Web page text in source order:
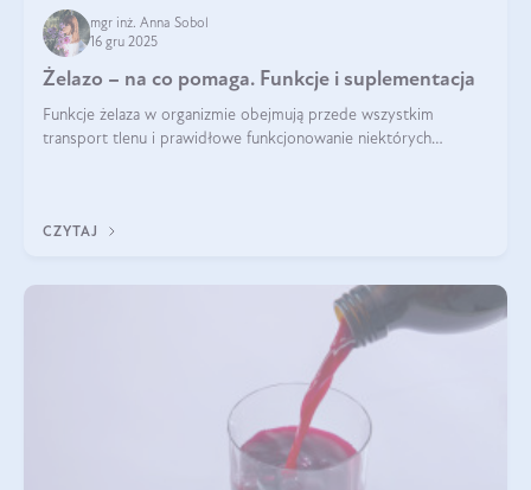
mgr inż. Anna Sobol
16 gru 2025
Żelazo – na co pomaga. Funkcje i suplementacja
Funkcje żelaza w organizmie obejmują przede wszystkim
transport tlenu i prawidłowe funkcjonowanie niektórych
CZYTAJ